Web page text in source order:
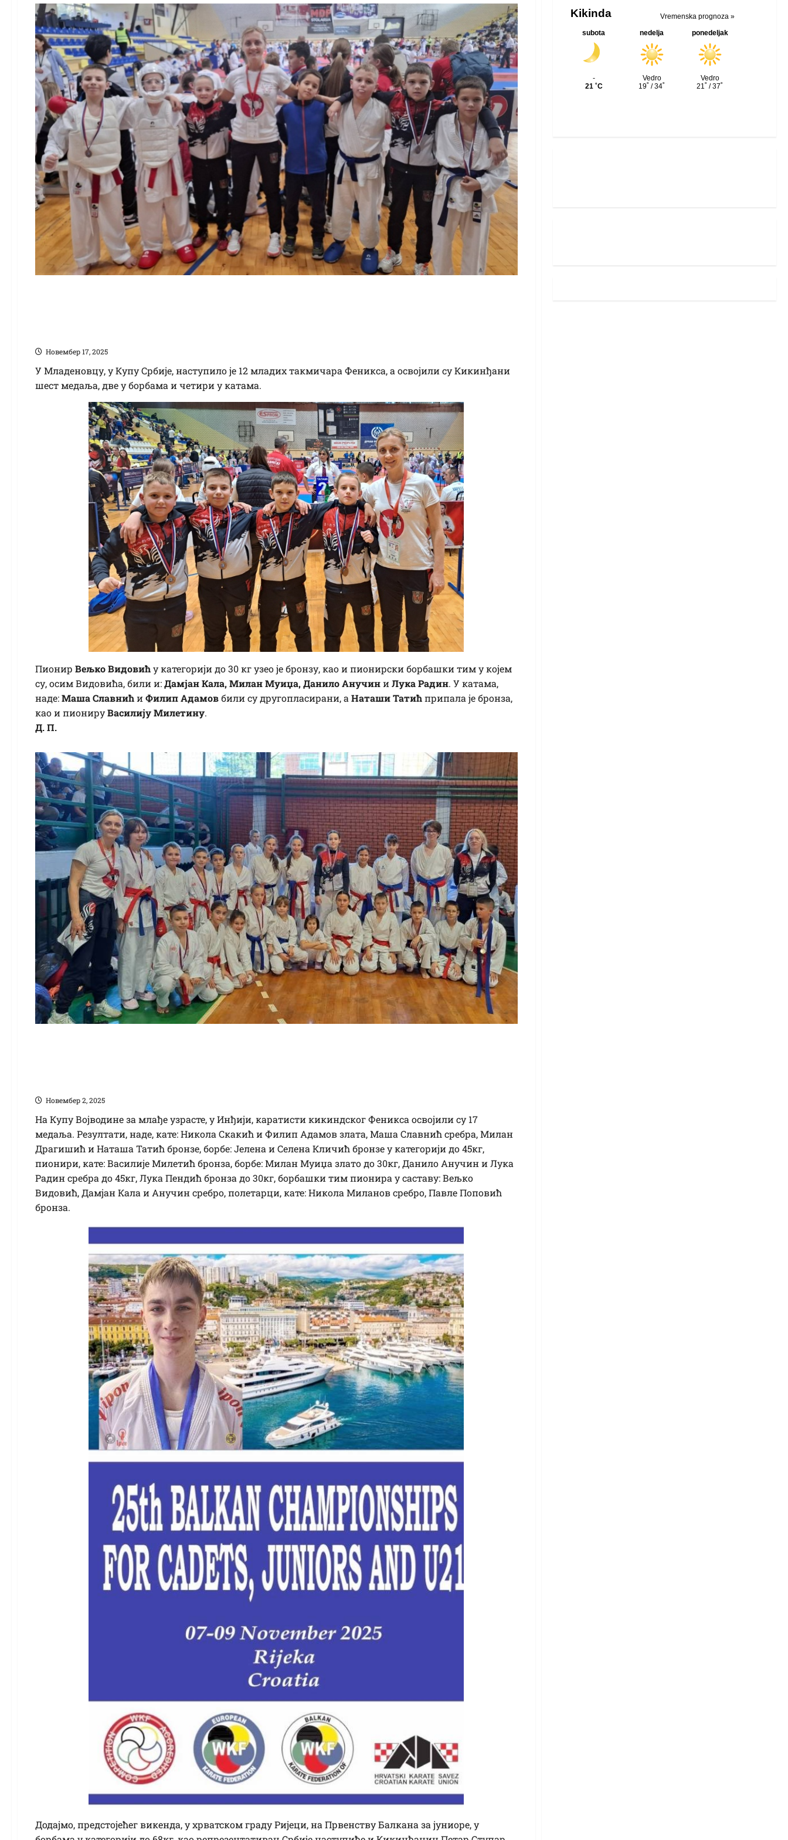
Новембер 17, 2025
У Младеновцу, у Купу Србије, наступило је 12 младих такмичара Феникса, а освојили су Кикинђани
шест медаља, две у борбама и четири у катама.
Пионир Вељко Видовићу категорији до 30 кг узео је бронзу, као и пионирски борбашки тим у којем
су, осим Видовића, били и:Дамјан Кала, Милан Муиџа, Данило АнучиниЛука Радин. У катама,
наде:Маша СлавнићиФилип Адамовбили су другопласирани, аНаташи Татићприпала је бронза,
као и пионируВасилију Милетину.
Д. П.
Новембер 2, 2025
На Купу Војводине за млађе узрасте, у Инђији, каратисти кикиндског Феникса освојили су 17
медаља. Резултати, наде, кате: Никола Скакић и Филип Адамов злата, Маша Славнић сребра, Милан
Драгишић и Наташа Татић бронзе, борбе: Јелена и Селена Кличић бронзе у категорији до 45кг,
пионири, кате: Василије Милетић бронза, борбе: Милан Муиџа злато до 30кг, Данило Анучин и Лука
Радин сребра до 45кг, Лука Пендић бронза до 30кг, борбашки тим пионира у саставу: Вељко
Видовић, Дамјан Кала и Анучин сребро, полетарци, кате: Никола Миланов сребро, Павле Поповић
бронза.
Додајмо, предстојећег викенда, у хрватском граду Ријеци, на Првенству Балкана за јуниоре, у